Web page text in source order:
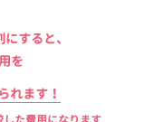
すると、
を
れます！